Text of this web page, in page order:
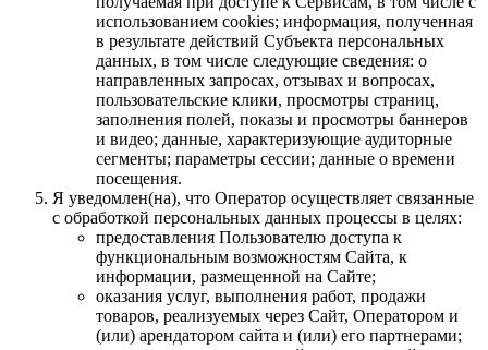
использованием cookies; информация, полученная
в результате действий Субъекта персональных
данных, в том числе следующие сведения: о
направленных запросах, отзывах и вопросах,
пользовательские клики, просмотры страниц,
заполнения полей, показы и просмотры баннеров
и видео; данные, характеризующие аудиторные
сегменты; параметры сессии; данные о времени
посещения.
Я уведомлен(на), что Оператор осуществляет связанные
с обработкой персональных данных процессы в целях:
предоставления Пользователю доступа к
функциональным возможностям Сайта, к
информации, размещенной на Сайте;
оказания услуг, выполнения работ, продажи
товаров, реализуемых через Сайт, Оператором и
(или) арендатором сайта и (или) его партнерами;